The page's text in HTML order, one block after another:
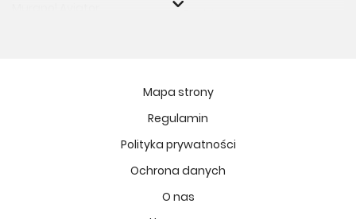
Murapol Osiedle Szafirove
Fort Natura Etap II
Osiedle Imbramowskie
MIASTECZKO NOVA FALA
Mapa strony
Regulamin
Polityka prywatności
Ochrona danych
O nas